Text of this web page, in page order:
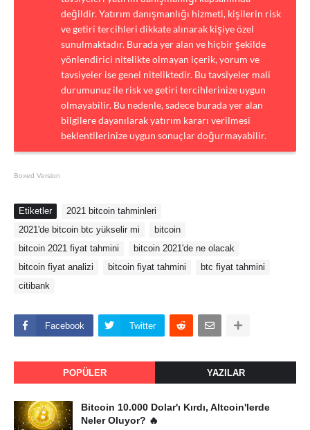
değildir. Yatırım danışmanlığı hizmeti, kişilerin risk
ve getiri tercihleri dikkate alınarak kişiye özel
sunulmaktadır. Burada yer alan ve hiçbir şekilde
yönlendirici nitelikte olmayan içerik, yorum ve
tavsiyeler ise genel niteliktedir. Bu tavsiyeler mali
durumunuz ile risk ve getiri tercihlerinize uygun
olmayabilir. Bu nedenle, sadece burada yer alan
bilgilere dayanılarak yatırım kararı verilmesi
beklentilerinize uygun sonuçlar doğurmayabilir.
Boxed Version
Etiketler
2021 bitcoin tahminleri
2021'de bitcoin btc yükselir mi
bitcoin
bitcoin 2021 fiyat tahmini
bitcoin 2021'de ne olacak
bitcoin fiyat analizi
bitcoin fiyat tahmini
btc fiyat tahmini
citibank
Facebook Twitter
POPÜLER YAZILAR
Bitcoin 10.000 Dolar'ı Kırdı, Altcoin'lerde
Neler Oluyor? 🔥